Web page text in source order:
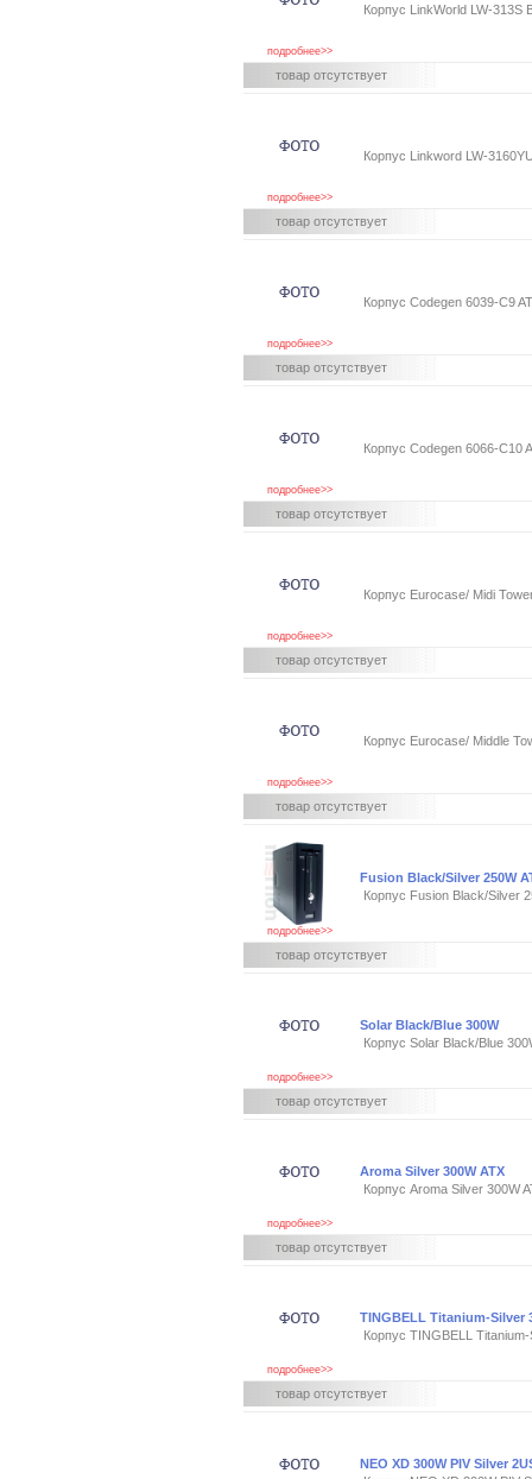
подробнее>>
Корпус LinkWorld LW-313S
товар отсутствует
подробнее>>
Корпус Linkword LW-
товар отсутствует
подробнее>>
Корпус Codegen 6039-C9
товар отсутствует
подробнее>>
Корпус Codegen 6066-C10
товар отсутствует
подробнее>>
Корпус Eurocase/ Midi
товар отсутствует
подробнее>>
Корпус Eurocase/ Middle
товар отсутствует
подробнее>>
Fusion Black/Silver 250W
Корпус Fusion Black/Silver
товар отсутствует
подробнее>>
Solar Black/Blue 300W
Корпус Solar Black/Blue
товар отсутствует
подробнее>>
Aroma Silver 300W ATX
Корпус Aroma Silver 300W
товар отсутствует
подробнее>>
TINGBELL Titanium-Silver
Корпус TINGBELL
товар отсутствует
NEO XD 300W PIV Silver